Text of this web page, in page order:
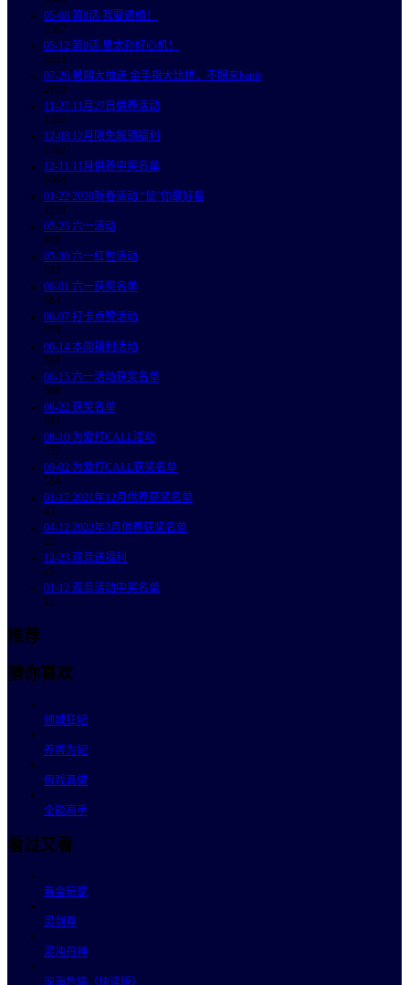
05-08 第8话 我要退婚！
5567
05-12 第9话 皇太孙好心机！
5553
07-26 暑期大抽送 金手指大比拼，不服来battle
2118
11-27 11月27日供养活动
1352
12-08 12月限免解锁福利
1362
12-11 11月供养中奖名单
1048
01-22 2020新春活动 “鼠”你最好看
1378
05-25 六一活动
949
05-30 六一红包活动
813
06-01 六一获奖名单
684
06-07 打卡点赞活动
729
06-14 本周福利活动
563
06-15 六一活动获奖名单
568
06-22 获奖名单
612
08-10 为爱打CALL活动
757
09-02 为爱打CALL获奖名单
534
01-17 2021年12月供养获奖名单
43
04-12 2022年3月供养获奖名单
29
12-23 双旦送福利
25
01-12 双旦活动中奖名单
12
推荐
猜你喜欢
倾城狂妃
养兽为妃
假戏真做
全能高手
看过又看
氪金玩家
灵剑尊
混沌丹神
深海危情（快读版）